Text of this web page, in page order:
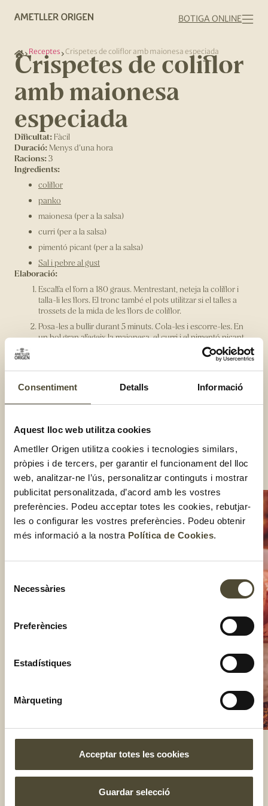
Consentiment Detalls Informació
Aquest lloc web utilitza cookies
Ametller Origen utilitza cookies i tecnologies similars,
pròpies i de tercers, per garantir el funcionament del lloc
web, analitzar-ne l’ús, personalitzar continguts i mostrar
publicitat personalitzada, d’acord amb les vostres
preferències. Podeu acceptar totes les cookies, rebutjar-
les o configurar les vostres preferències. Podeu obtenir
més informació a la nostra Política de Cookies.
Necessàries
Preferències
Estadístiques
Màrqueting
Acceptar totes les cookies
Guardar selecció
BOTIGA ONLINE
Receptes Crispetes de coliflor amb maionesa especiada
Crispetes de coliflor
amb maionesa
especiada
Dificultat: Fàcil
Duració: Menys d'una hora
Racions:3
Ingredients:
coliflor
panko
maionesa (per a la salsa)
curri (per a la salsa)
pimentó picant (per a la salsa)
Sal i pebre al gust
Elaboració:
Escalfa el forn a 180 graus. Mentrestant, neteja la coliflor i
talla-li les flors. El tronc també el pots utilitzar si el talles a
trossets de la mida de les flors de coliflor.
Posa-les a bullir durant 5 minuts. Cola-les i escorre-les. En
un bol gran afegeix la maionesa, el curri i el pimentó picant.
Barreja-ho bé i reserva un parell de cullerades per utilitzar-la
Afegeix les flors de coliflor al bol i assegura't que quedin ben
impregnades. Agafa-les, una a una, i arrebossa-les amb el
cruixents.
Posa-les en un bol petit, com a snack per picar, i
acompanya-les amb la salsa que has reservat anteriorment.
Compartir:
El gust és nostre